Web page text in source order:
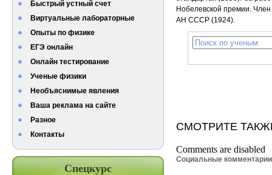
Быстрый устный счет
Виртуальные лабораторные
Опыты по физике
ЕГЭ онлайн
Онлайн тестирование
Ученые физики
Необъяснимые явления
Ваша реклама на сайте
Разное
Контакты
Спецкурс
Нобелевской премии.
АН СССР (1924).
СМОТРИТЕ
Comments are disabled
Социальные